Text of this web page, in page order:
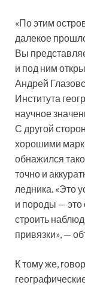
«По этим
далекое
Вы
и под ним
Андрей
Института
научное
С другой
хорошими
обнажился
точно и
ледника. «Это
и породы — это
строить
привязки», —
К тому же,